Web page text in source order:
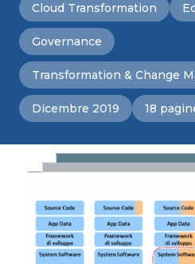
Cloud Transformation
Governance
Transformation & Change
Dicembre 2019 18